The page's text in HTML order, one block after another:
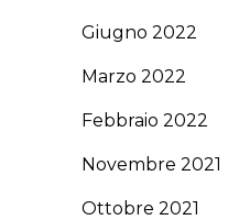
Giugno 2022
Marzo 2022
Febbraio 2022
Novembre 2021
Ottobre 2021